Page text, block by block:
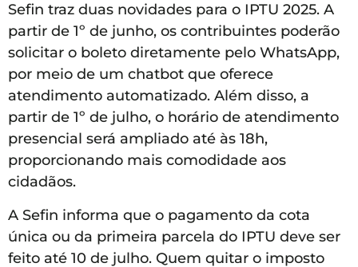
Sefin traz duas novidades para o IPTU 2025. A
partir de 1º de junho, os contribuintes poderão
solicitar o boleto diretamente pelo WhatsApp,
por meio de um chatbot que oferece
atendimento automatizado. Além disso, a
partir de 1º de julho, o horário de atendimento
presencial será ampliado até às 18h,
proporcionando mais comodidade aos
cidadãos.
A Sefin informa que o pagamento da cota
única ou da primeira parcela do IPTU deve ser
feito até 10 de julho. Quem quitar o imposto